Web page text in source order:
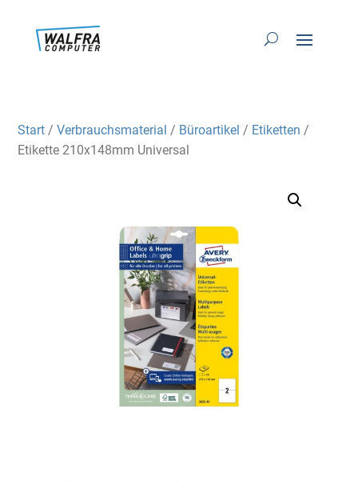
Start /Verbrauchsmaterial / Büroartikel / Etiketten /
Etikette 210x148mm Universal